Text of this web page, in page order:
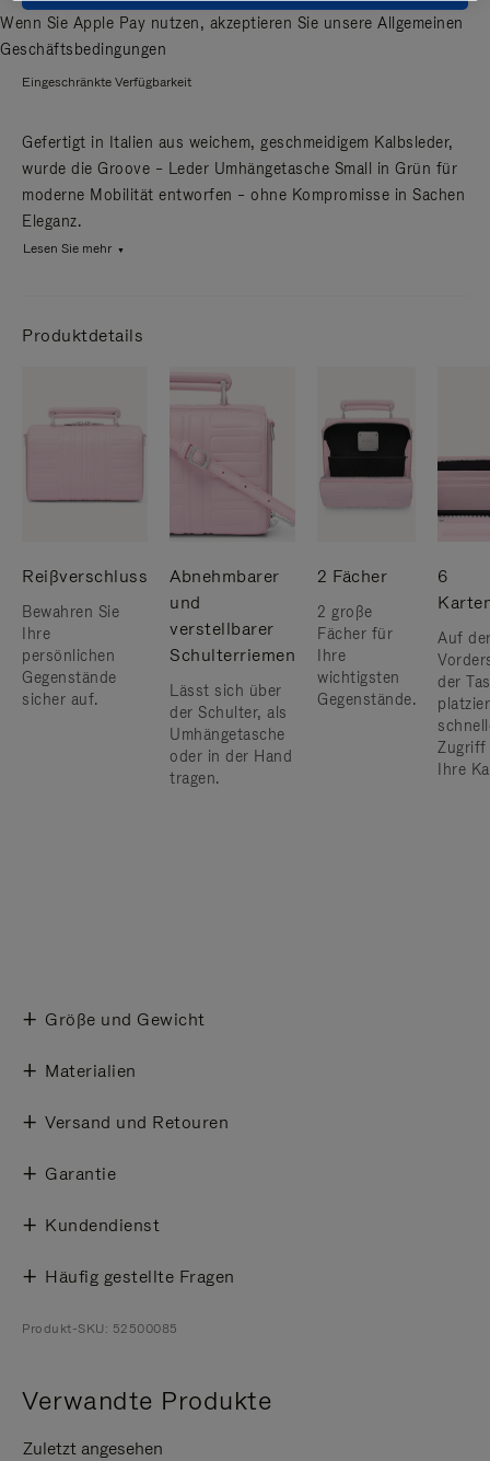
Wenn Sie Apple Pay nutzen, akzeptieren Sie unsere Allgemeinen
Geschäftsbedingungen
Eingeschränkte Verfügbarkeit
Gefertigt in Italien aus weichem, geschmeidigem Kalbsleder,
wurde die Groove – Leder Umhängetasche Small in Grün für
moderne Mobilität entworfen – ohne Kompromisse in Sachen
Eleganz.
Lesen Sie mehr
Produktdetails
Reißverschluss
Bewahren Sie
Ihre
persönlichen
Gegenstände
sicher auf.
Abnehmbarer
und
verstellbarer
Schulterriemen
Lässt sich über
der Schulter, als
Umhängetasche
oder in der Hand
tragen.
2 Fächer
2 große
Fächer für
Ihre
wichtigsten
Gegenstände.
6
Auf
der
Zugriff
Ihre
Größe und Gewicht
Materialien
Versand und Retouren
Garantie
Kundendienst
Häufig gestellte Fragen
Produkt-SKU: 52500085
Verwandte Produkte
Zuletzt angesehen